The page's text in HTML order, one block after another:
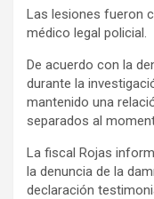
Las lesiones fueron
médico legal policial.
De acuerdo con la
durante la
mantenido una
separados al
La fiscal Rojas
la denuncia de la
declaración